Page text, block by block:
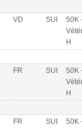
VD SUI
50K
H
FR SUI
50K
H
FR SUI
50K